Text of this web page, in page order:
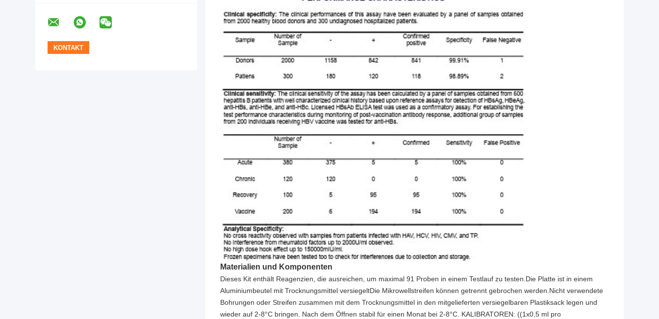
Materialien und Komponenten
Dieses Kit enthält Reagenzien, die ausreichen, um maximal 91 Proben in einem Testlauf zu testen.Die Platte ist in einem
Aluminiumbeutel mit Trocknungsmittel versiegeltDie Mikrowellstreifen können getrennt gebrochen werden.Nicht verwendete
Bohrungen oder Streifen zusammen mit dem Trocknungsmittel in den mitgelieferten versiegelbaren Plastiksack legen und
wieder auf 2-8°C bringen. Nach dem Öffnen stabil für einen Monat bei 2-8°C. KALIBRATOREN: ((1x0,5 ml pro